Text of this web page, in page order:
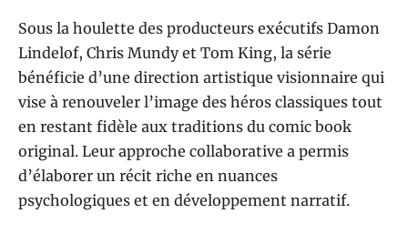
Sous la houlette des producteurs exécutifs Damon
Lindelof, Chris Mundy et Tom King, la série
bénéficie d’une direction artistique visionnaire qui
vise à renouveler l’image des héros classiques tout
en restant fidèle aux traditions du comic book
original. Leur approche collaborative a permis
d’élaborer un récit riche en nuances
psychologiques et en développement narratif.